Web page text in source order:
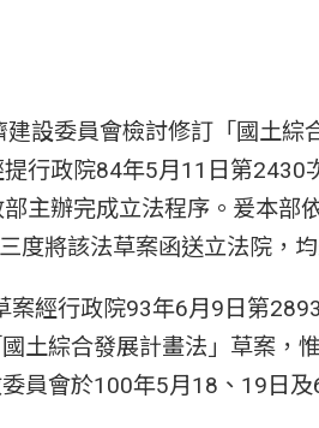
設委員會檢討修訂「國土綜
行政院84年5月11日第2430
主辦完成立法程序。爰本部
度將該法草案函送立法院，
經行政院93年6月9日第
土綜合發展計畫法」草案，
員會於100年5月18、19日